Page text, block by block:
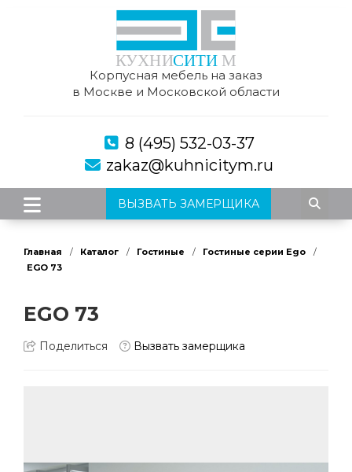
Корпусная мебель на заказ
в Москве и Московской области
8 (495) 532-03-37
zakaz@kuhnicitym.ru
ВЫЗВАТЬ ЗАМЕРЩИКА
Главная Каталог Гостиные
Гостиные серии Ego
EGO 73
EGO 73
Поделиться Вызвать замерщика